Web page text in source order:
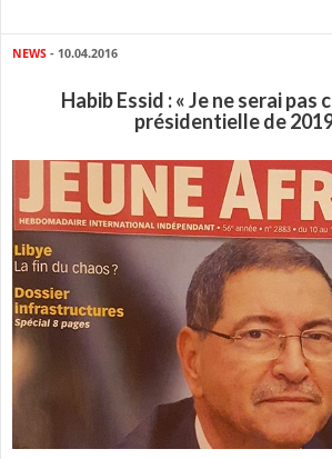
NEWS - 10.04.2016
Habib Essid : « Je ne serai pas
présidentielle de